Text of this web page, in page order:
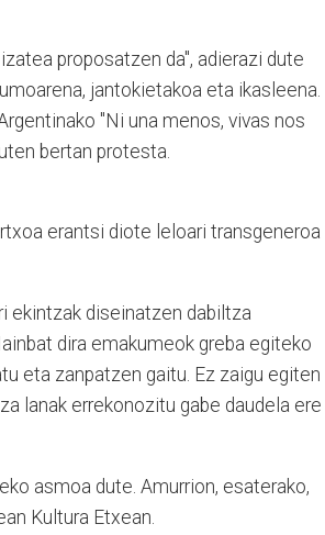
proposatzen da", adierazi dute
jantokietakoa eta ikasleena.
"Ni una menos, vivas nos
bertan protesta.
erantsi diote leloari transgeneroa
ekintzak diseinatzen dabiltza
dira emakumeok greba egiteko
eta zanpatzen gaitu. Ez zaigu egiten
lanak errekonozitu gabe daudela ere
asmoa dute. Amurrion, esaterako,
Kultura Etxean.